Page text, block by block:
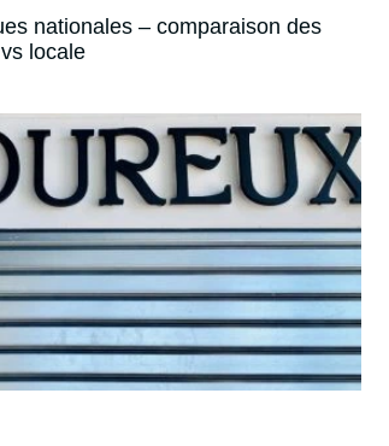
nationales – comparaison des
locale